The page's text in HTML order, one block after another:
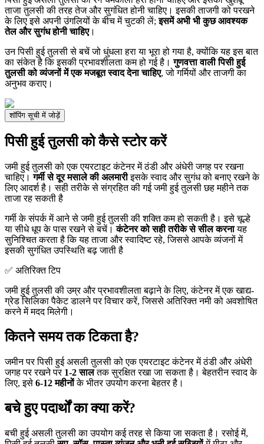
ताजा तुलसी की तरह तेज और सुगंधित होनी चाहिए। इसकी ताजगी को परखने
के लिए इसे अपनी उंगलियों के बीच में चुटकी लें;इसमें अभी भी कुछ आवश्यक
तेल और सुगंध होनी चाहिए।
उन पिसी हुई तुलसी से बचें जो धुंधला हरा या भूरा हो गया है, क्योंकि यह इस बात
का संकेत है कि इसकी प्रभावशीलता कम हो गई है।गुणवत्ता वाली पिसी हुई
तुलसी को व्यंजनों में एक मजबूत स्वाद देना चाहिए, जो गर्मियों और ताजगी का
अनुभव कराए।
शॉपिंग सूची में जोड़ें
पिसी हुई तुलसी को कैसे स्टोर करें
जमी हुई तुलसी को एक एयरटाइट कंटेनर में ठंडी और अंधेरी जगह पर रखना
चाहिए।गर्मी से दूर मसाले की अलमारीइसके स्वाद और सुगंध को बनाए रखने के
लिए आदर्श है। सही तरीके से संग्रहित की गई जमी हुई तुलसी छह महीने तक
ताजा रह सकती है
गर्मी के संपर्क में आने से जमी हुई तुलसी की शक्ति कम हो सकती है। इसे चूल्हे
या सीधे धूप के पास रखने से बचें।कंटेनर को सही तरीके से सील करनायह
सुनिश्चित करता है कि यह ताजा और स्वादिष्ट रहे, जिससे आपके व्यंजनों में
इसकी सुगंधित उपस्थिति बढ़ जाती है
✅ अतिरिक्त टिप
जमी हुई तुलसी की उम्र और प्रभावशीलता बढ़ाने के लिए, कंटेनर में एक खाद्य-
ग्रेड सिलिका पैकेट डालने पर विचार करें, जिससे अतिरिक्त नमी को अवशोषित
करने में मदद मिलेगी।
कितने समय तक टिकता है?
जमीन पर पिसी हुई असली तुलसी को एक एयरटाइट कंटेनर में ठंडी और अंधेरी
जगह पर रखने पर 1-2 सालतक सुरक्षित रखा जा सकता है। बेहतरीन स्वाद के
लिए, इसे 6-12 महीनोंके भीतर उपयोग करना बेहतर है।
बचे हुए पदार्थों का क्या करें?
बची हुई असली तुलसी का उपयोग कई तरह से किया जा सकता है। रसोई में,